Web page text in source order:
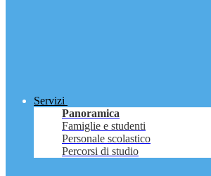
Servizi
Panoramica
Famiglie e studenti
Personale scolastico
Percorsi di studio